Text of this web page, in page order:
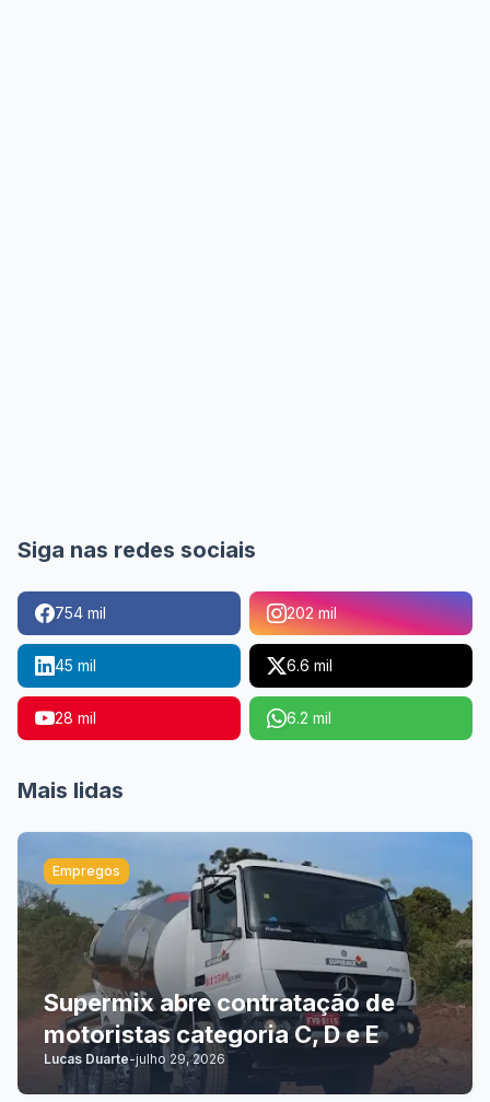
Siga nas redes sociais
754 mil 202 mil
45 mil 6.6 mil
28 mil 6.2 mil
Mais lidas
Empregos
Supermix abre contratação de
motoristas categoria C, D e E
Lucas Duarte-julho 29, 2026